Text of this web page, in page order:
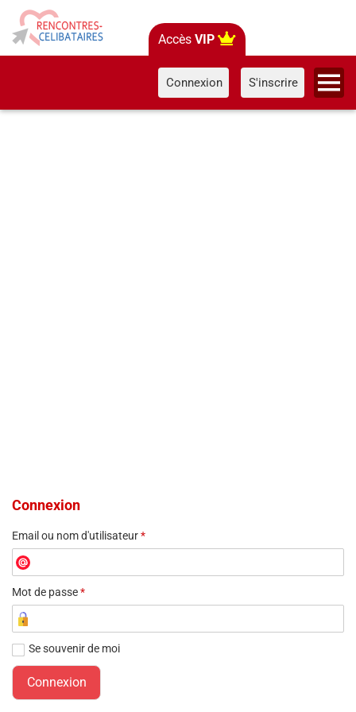
Accès VIP
Connexion S'inscrire
Connexion
Email ou nom d'utilisateur*
Mot de passe*
Se souvenir de moi